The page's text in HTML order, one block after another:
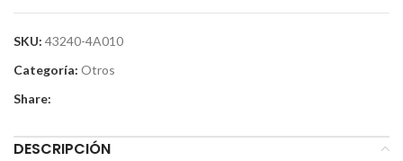
SKU: 43240-4A010
Categoría: Otros
Share:
DESCRIPCIÓN